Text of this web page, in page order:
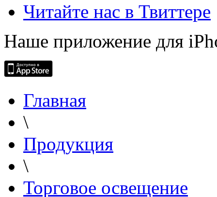
Читайте нас в Твиттере
Наше приложение для
Главная
\
Продукция
\
Торговое освещение